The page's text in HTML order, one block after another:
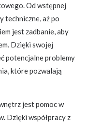
Od wstępnej
techniczne, aż po
jest zadbanie, aby
Dzięki swojej
potencjalne problemy
które pozwalają
jest pomoc w
Dzięki współpracy z